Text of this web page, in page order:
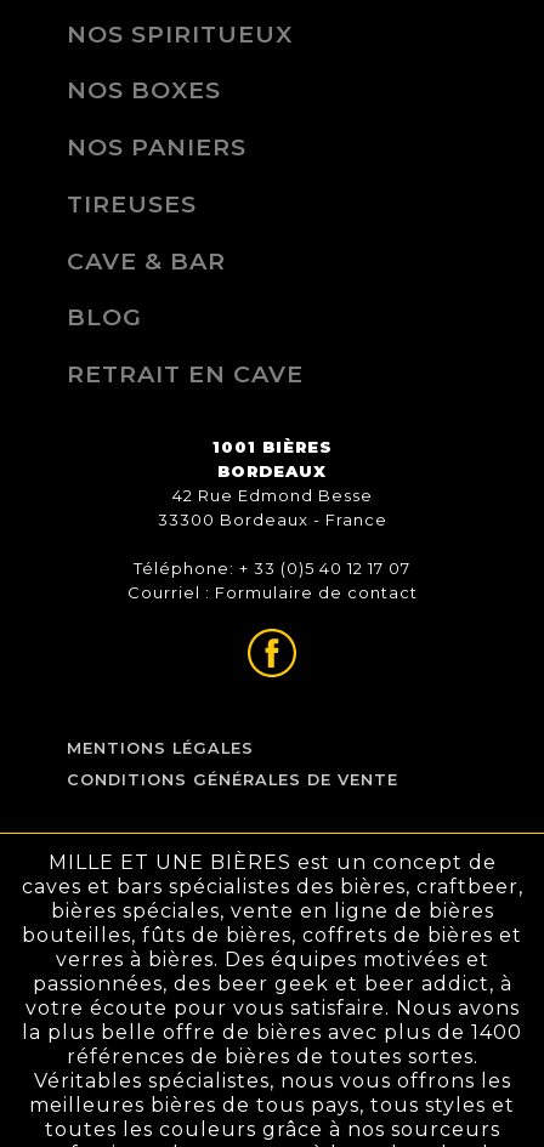
NOS SPIRITUEUX
NOS BOXES
NOS PANIERS
TIREUSES
CAVE & BAR
BLOG
RETRAIT EN CAVE
1001 BIÈRES
BORDEAUX
42 Rue Edmond Besse
33300 Bordeaux - France
Téléphone: + 33 (0)5 40 12 17 07
Courriel : Formulaire de contact
MENTIONS LÉGALES
CONDITIONS GÉNÉRALES DE VENTE
MILLE ET UNE BIÈRES est un concept de
caves et bars spécialistes des bières, craftbeer,
bières spéciales, vente en ligne de bières
bouteilles, fûts de bières, coffrets de bières et
verres à bières. Des équipes motivées et
passionnées, des beer geek et beer addict, à
votre écoute pour vous satisfaire. Nous avons
la plus belle offre de bières avec plus de 1400
références de bières de toutes sortes.
Véritables spécialistes, nous vous offrons les
meilleures bières de tous pays, tous styles et
toutes les couleurs grâce à nos sourceurs